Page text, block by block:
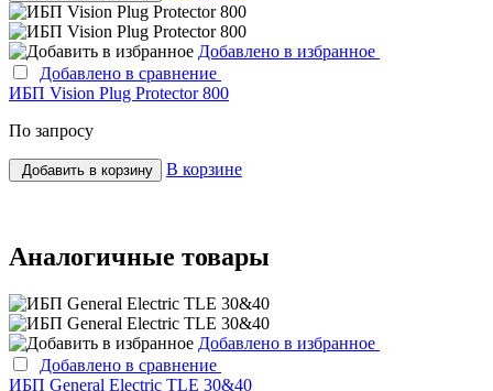
Добавлено в избранное
Добавлено в сравнение
ИБП Vision Plug Protector 800
По запросу
Добавить в корзину В корзине
Аналогичные товары
Добавлено в избранное
Добавлено в сравнение
ИБП General Electric TLE 30&40